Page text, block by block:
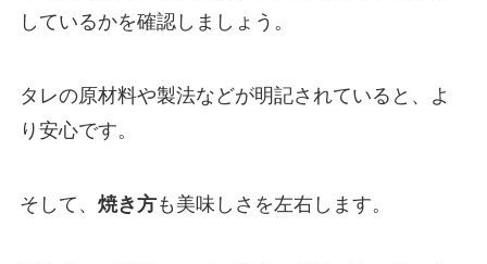
しているかを確認しましょう。
タレの原材料や製法などが明記されていると、よ
り安心です。
そして、 焼き方も美味しさを左右します。